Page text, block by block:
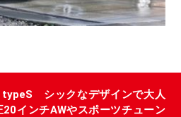
シックなデザインで大人
インチAWやスポーツチューン